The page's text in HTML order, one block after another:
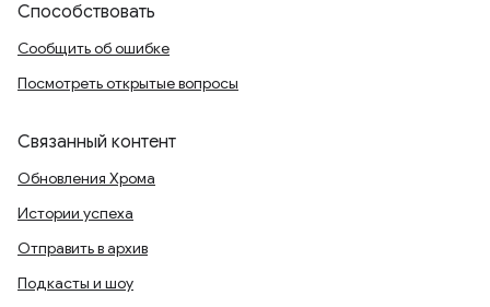
Способствовать
Сообщить об ошибке
Посмотреть открытые вопросы
Связанный контент
Обновления Хрома
Истории успеха
Отправить в архив
Подкасты и шоу